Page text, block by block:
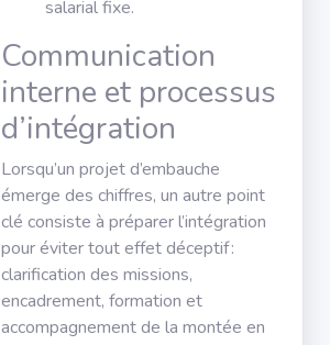
salarial fixe.
Communication
interne et processus
d’intégration
Lorsqu’un projet d’embauche
émerge des chiffres, un autre point
clé consiste à préparer l’intégration
pour éviter tout effet déceptif :
clarification des missions,
encadrement, formation et
accompagnement de la montée en